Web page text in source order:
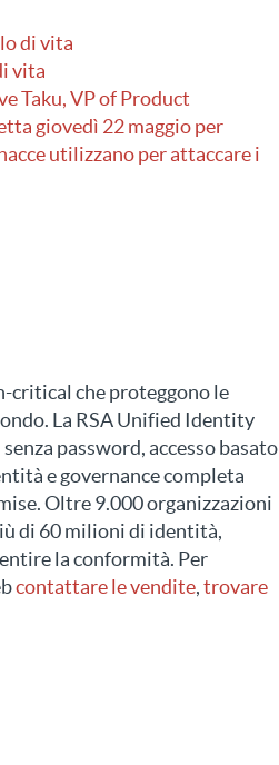
di vita
vita
Taku, VP of Product
giovedì 22 maggio per
utilizzano per attaccare i
critical che proteggono le
La RSA Unified Identity
password, accesso basato
e governance completa
Oltre 9.000 organizzazioni
di 60 milioni di identità,
la conformità. Per
contattare le vendite,trovare